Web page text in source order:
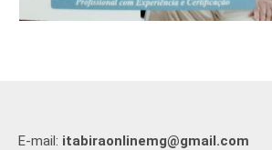
E-mail: itabiraonlinemg@gmail.com